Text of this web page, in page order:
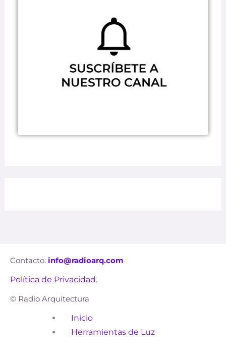
Contacto: info@radioarq.com
Política de Privacidad.
© Radio Arquitectura
Inicio
Herramientas de Luz